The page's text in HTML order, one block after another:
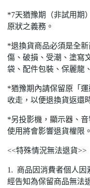
*7天猶豫期（非試用期
原狀之義務。
*退換貨商品必須是全
傷、破損、受潮、塗寫
袋、配件包裝、保麗龍
*猶豫期內請保留原「
收走，以便退換貨返還
*另投影機，顯示器、
使用將會影響退貨權限。
<<特殊情況無法退貨>>
1. 商品因消費者個人因
經告知為保留商品無法